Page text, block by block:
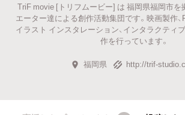
TriF movie [トリフムービー] は 福岡県福岡市を
エーター達による創作活動集団です。映画製作、
イラスト インスタレーション、インタラクティ
作を行っています。
福岡県 http://trif-